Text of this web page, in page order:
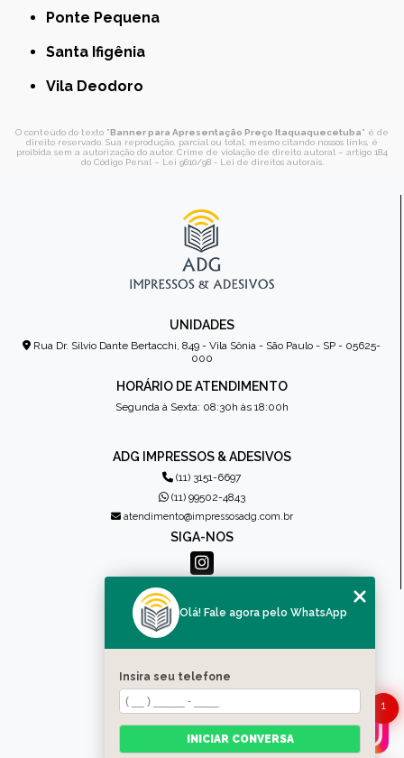
Ponte Pequena
Santa Ifigênia
Vila Deodoro
O conteúdo do texto "Banner para Apresentação Preço Itaquaquecetuba" é de
direito reservado. Sua reprodução, parcial ou total, mesmo citando nossos links, é
proibida sem a autorização do autor. Crime de violação de direito autoral – artigo 184
do Código Penal – Lei 9610/98 - Lei de direitos autorais.
UNIDADES
Rua Dr. Sílvio Dante Bertacchi, 849 - Vila Sônia - São Paulo - SP - 05625-
000
HORÁRIO DE ATENDIMENTO
Segunda à Sexta: 08:30h às 18:00h
ADG IMPRESSOS & ADESIVOS
(11) 3151-6697
(11) 99502-4843
atendimento@impressosadg.com.br
SIGA-NOS
MENU
QUEM SOMOS
PRODUTOS
CONTATO
CATEGORIAS
MAPA DO SITE
1
Olá! Fale agora pelo WhatsApp
Insira seu telefone
INICIAR CONVERSA